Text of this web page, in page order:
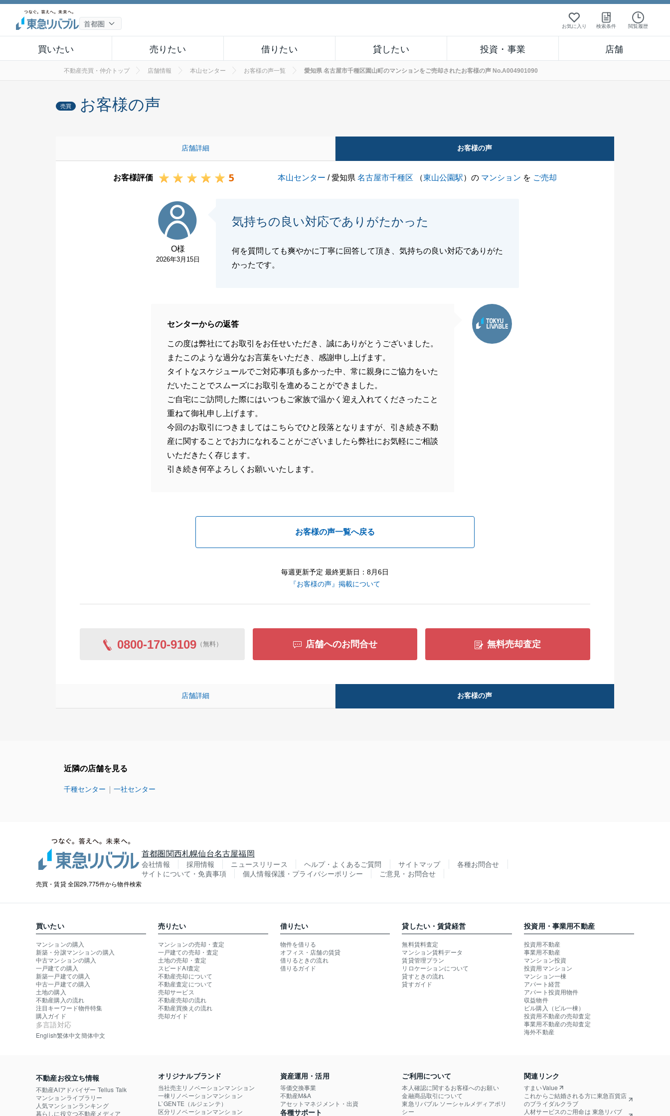
お気に入り 検索条件 閲覧履歴
買いたい 売りたい 借りたい 貸したい 投資・事業 店舗
不動産売買・仲介トップ 店舗情報 本山センター お客様の声一覧 愛知県 名古屋市千種区園山町のマンションをご売却されたお客様の声 No.A004901090
売買 お客様の声
店舗詳細 お客様の声
お客様評価 5 本山センター / 愛知県名古屋市千種区 （東山公園駅）の マンション を ご売却
O様
2026年3月15日
気持ちの良い対応でありがたかった
何を質問しても爽やかに丁寧に回答して頂き、気持ちの良い対応でありがた
かったです。
センターからの返答
この度は弊社にてお取引をお任せいただき、誠にありがとうございました。
またこのような過分なお言葉をいただき、感謝申し上げます。
タイトなスケジュールでご対応事項も多かった中、常に親身にご協力をいた
だいたことでスムーズにお取引を進めることができました。
ご自宅にご訪問した際にはいつもご家族で温かく迎え入れてくださったこと
重ねて御礼申し上げます。
今回のお取引につきましてはこちらでひと段落となりますが、引き続き不動
産に関することでお力になれることがございましたら弊社にお気軽にご相談
いただきたく存じます。
引き続き何卒よろしくお願いいたします。
お客様の声一覧へ戻る
毎週更新予定 最終更新日：8月6日
『お客様の声』掲載について
0800-170-9109 （無料） 店舗へのお問合せ 無料売却査定
店舗詳細 お客様の声
近隣の店舗を見る
千種センター 一社センター
売買・賃貸 全国29,775件から物件検索
首都圏関西札幌仙台名古屋福岡
会社情報 採用情報 ニュースリリース ヘルプ・よくあるご質問 サイトマップ
各種お問合せ
サイトについて・免責事項
個人情報保護・プライバシーポリシー ご意見・お問合せ
買いたい
マンションの購入
新築・分譲マンションの購入
中古マンションの購入
一戸建ての購入
新築一戸建ての購入
中古一戸建ての購入
土地の購入
不動産購入の流れ
注目キーワード物件特集
購入ガイド
多言語対応
English繁体中文簡体中文
売りたい
マンションの売却・査定
一戸建ての売却・査定
土地の売却・査定
スピードAI査定
不動産売却について
不動産査定について
売却サービス
不動産売却の流れ
不動産買換えの流れ
売却ガイド
借りたい
物件を借りる
オフィス・店舗の賃貸
借りるときの流れ
借りるガイド
貸したい・賃貸経営
無料賃料査定
マンション賃料データ
賃貸管理プラン
リロケーションについて
貸すときの流れ
貸すガイド
投資用・事業用不動産
投資用不動産
事業用不動産
マンション投資
投資用マンション
マンション一棟
アパート経営
アパート投資用物件
収益物件
ビル購入（ビル一棟）
投資用不動産の売却査定
事業用不動産の売却査定
海外不動産
不動産お役立ち情報
不動産AIアドバイザー Tellus Talk
マンションライブラリー
人気マンションランキング
暮らしに役立つ不動産メディア
オリジナルブランド
当社売主リノベーションマンション
一棟リノベーションマンション
L`GENTE（ルジェンテ）
区分リノベーションマンション
資産運用・活用
等価交換事業
不動産M&A
アセットマネジメント・出資
各種サポート
ご利用について
本人確認に関するお客様へのお願い
金融商品取引について
東急リバブル ソーシャルメディアポリ
シー
関連リンク
すまいValue
これからご結婚される方に東急百貨店
のブライダルクラブ
人材サービスのご用命は 東急リバブ